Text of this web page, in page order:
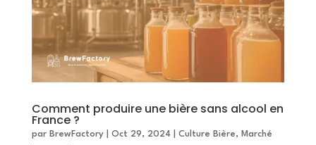
Comment produire une bière sans alcool en
France ?
par BrewFactory| Oct 29, 2024 Culture Bière, Marché